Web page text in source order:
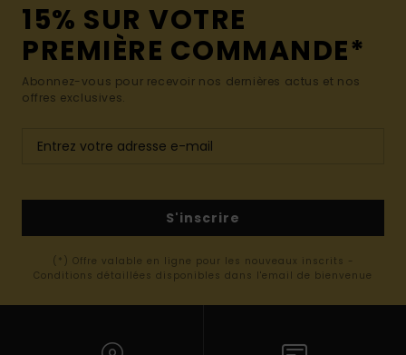
15% SUR VOTRE
PREMIÈRE COMMANDE*
Abonnez-vous pour recevoir nos dernières actus et nos
offres exclusives.
S'inscrire
(*) Offre valable en ligne pour les nouveaux inscrits -
Conditions détaillées disponibles dans l'email de bienvenue